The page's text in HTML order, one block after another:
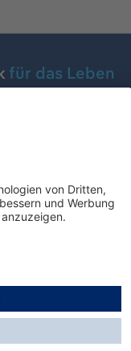
für das Leben
zzgl.
wenn